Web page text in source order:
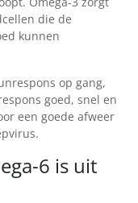
die de
kunnen
op gang,
goed, snel en
een goede afweer
6 is uit